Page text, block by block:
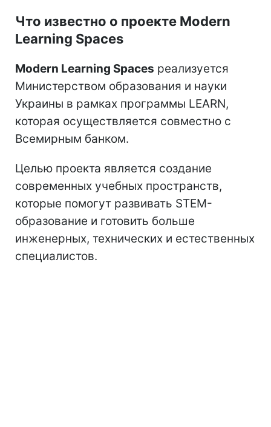
Что известно о проекте Modern
Learning Spaces
Modern Learning Spaces реализуется
Министерством образования и науки
Украины в рамках программы LEARN,
которая осуществляется совместно с
Всемирным банком.
Целью проекта является создание
современных учебных пространств,
которые помогут развивать STEM-
образование и готовить больше
инженерных, технических и естественных
специалистов.